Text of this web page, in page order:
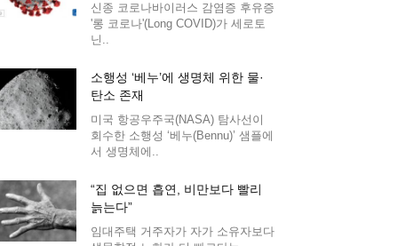
신종 코로나바이러스 감염증 후유증
'롱 코로나'(Long COVID)가 세로토
닌..
소행성 ‘베누’에 생명체 위한 물·
탄소 존재
미국 항공우주국(NASA) 탐사선이
회수한 소행성 ‘베누(Bennu)’ 샘플에
서 생명체에..
“집 없으면 흡연, 비만보다 빨리
늙는다”
임대주택 거주자가 자가 소유자보다